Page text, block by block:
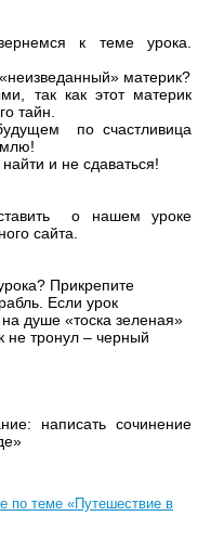
к теме урока.
материк?
так как этот материк
тайн.
по счастливица
и не сдаваться!
о нашем уроке
сайта.
Прикрепите
Если урок
душе «тоска зеленая»
не тронул – черный
написать сочинение
по теме «Путешествие в